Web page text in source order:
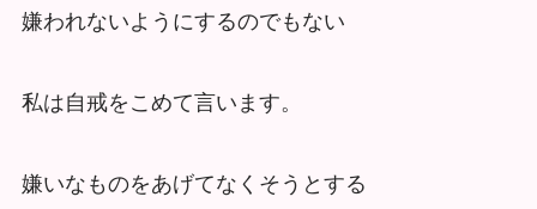
嫌われないようにするのでもない
私は自戒をこめて言います。
嫌いなものをあげてなくそうとする